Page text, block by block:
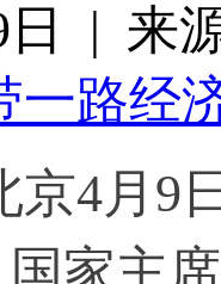
日 | 来
一路经
月9日
家主